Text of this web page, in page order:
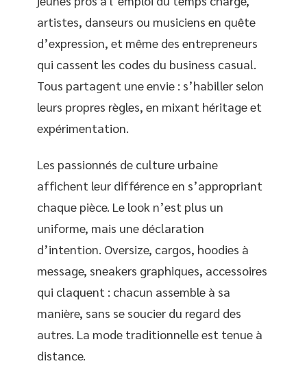
artistes, danseurs ou musiciens en quête
d’expression, et même des entrepreneurs
qui cassent les codes du business casual.
Tous partagent une envie : s’habiller selon
leurs propres règles, en mixant héritage et
expérimentation.
Les passionnés de culture urbaine
affichent leur différence en s’appropriant
chaque pièce. Le look n’est plus un
uniforme, mais une déclaration
d’intention. Oversize, cargos, hoodies à
message, sneakers graphiques, accessoires
qui claquent : chacun assemble à sa
manière, sans se soucier du regard des
autres. La mode traditionnelle est tenue à
distance.